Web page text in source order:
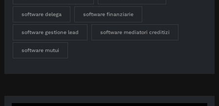
software delega software finanziarie
software gestione lead software mediatori creditizi
software mutui